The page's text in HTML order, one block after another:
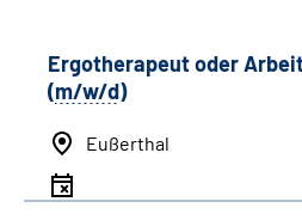
Ergotherapeut oder
(m/w/d)
Eußerthal